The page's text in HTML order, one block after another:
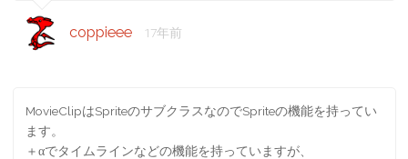
coppieee 17年前
MovieClipはSpriteのサブクラスなのでSpriteの機能を持ってい
ます。
＋αでタイムラインなどの機能を持っていますが、